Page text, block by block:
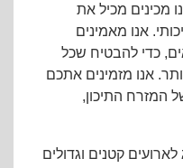
מכינים מכיל את
אנו מאמינים
כדי להבטיח שכל
אנו מזמינים אתכם
המזרח התיכון,
קטנים וגדולים